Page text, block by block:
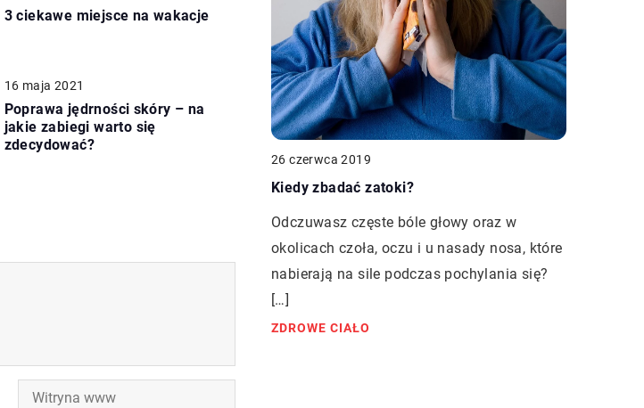
3 ciekawe miejsce na wakacje
16 maja 2021
Poprawa jędrności skóry – na
jakie zabiegi warto się
zdecydować?
26 czerwca 2019
Kiedy zbadać zatoki?
Odczuwasz częste bóle głowy oraz w
okolicach czoła, oczu i u nasady nosa, które
nabierają na sile podczas pochylania się?
[…]
ZDROWE CIAŁO